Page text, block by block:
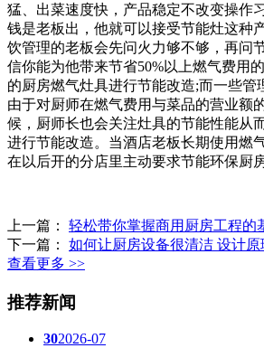
猛、出菜速度快，产品稳定不改变操作
钱是老板出，他就可以接受节能灶这种
饮管理的老板会先问火力够不够，再问
信你能为他带来节省50%以上燃气费用
的厨房燃气灶具进行节能改造;而一些管
由于对厨师在燃气费用与菜品的营业额
候，厨师长也会关注灶具的节能性能从
进行节能改造。当酒店老板长期使用燃
在以后开的分店里主动要求节能环保厨
上一篇： 轻松带你掌握商用厨房工程的
下一篇： 如何让厨房设备很清洁 设计
查看更多 >>
推荐新闻
302026-07